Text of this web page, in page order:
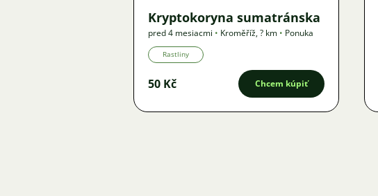
Kryptokoryna sumatránska
pred 4 mesiacmi • Kroměříž,? km • Ponuka
Rastliny
50 Kč Chcem kúpiť